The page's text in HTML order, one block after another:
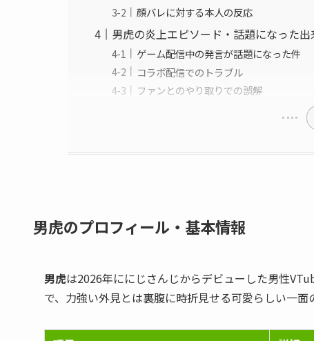
顔バレに対する本人の反応
男虎の炎上エピソード・話題になった出
ゲーム配信中の発言が話題になった件
コラボ配信でのトラブル
ファンとのやり取りでの誤解
男虎のプロフィール・基本情報
男虎は2026年ににじさんじからデビューした男性
で、力強い外見とは裏腹に時折見せる可愛らしい一面